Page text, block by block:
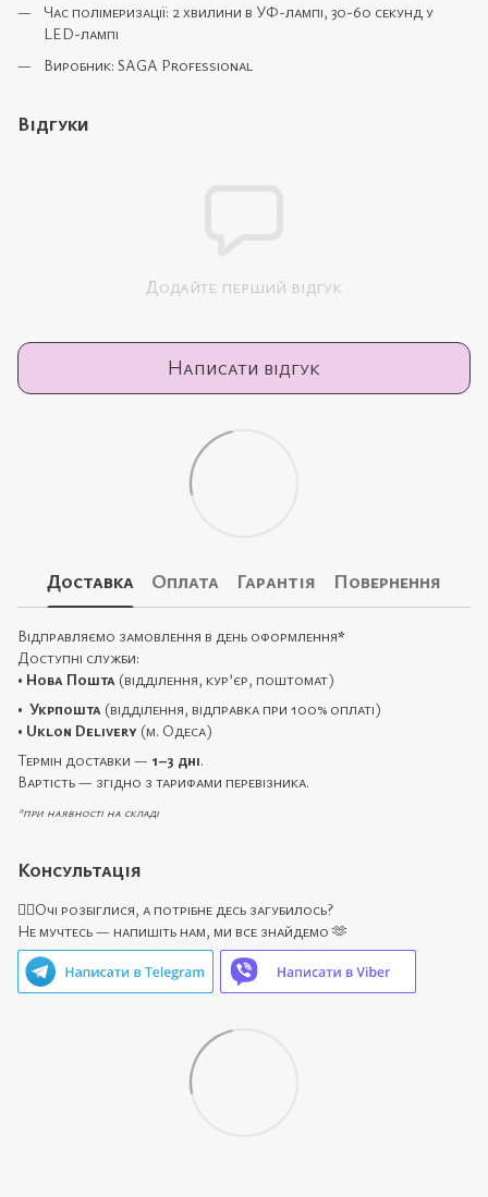
Час полімеризації: 2 хвилини в УФ-лампі, 30-60 секунд у
LED-лампі
Виробник: SAGA Professional
Відгуки
Додайте перший відгук
Написати відгук
Доставка Оплата Гарантія Повернення
Відправляємо замовлення в день оформлення*
Доступні служби:
• Нова Пошта (відділення, кур’єр, поштомат)
• Укрпошта (відділення, відправка при 100% оплаті)
• Uklon Delivery (м. Одеса)
Термін доставки — 1–3 дні.
Вартість — згідно з тарифами перевізника.
*при наявності на складі
Консультація
🙋‍♀️Очі розбіглися, а потрібне десь загубилось?
Не мучтесь — напишіть нам, ми все знайдемо 🫶